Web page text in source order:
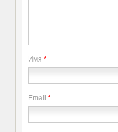
Имя *
Email *